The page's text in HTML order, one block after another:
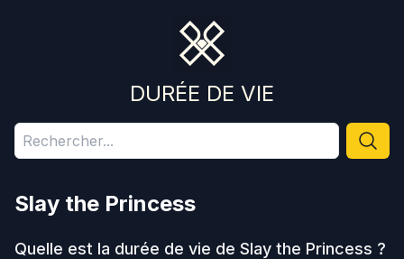
DURÉE DE VIE
Slay the Princess
Quelle est la durée de vie de Slay the Princess ?